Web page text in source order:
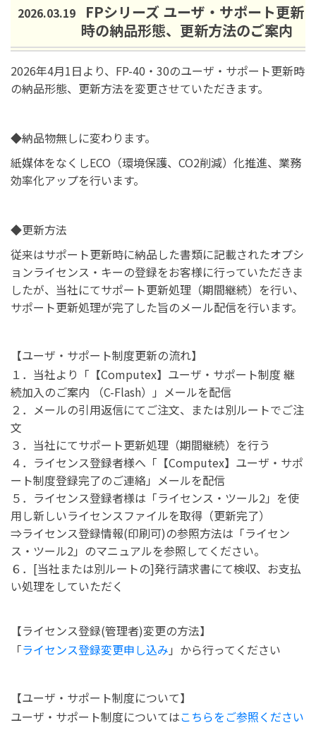
2026.03.19
FPシリーズ ユーザ・サポート更新
時の納品形態、更新方法のご案内
2026年4月1日より、FP-40・30のユーザ・サポート更新時
の納品形態、更新方法を変更させていただきます。
◆納品物無しに変わります。
紙媒体をなくしECO（環境保護、CO2削減）化推進、業務
効率化アップを行います。
◆更新方法
従来はサポート更新時に納品した書類に記載されたオプシ
ョンライセンス・キーの登録をお客様に行っていただきま
したが、当社にてサポート更新処理（期間継続）を行い、
サポート更新処理が完了した旨のメール配信を行います。
【ユーザ・サポート制度更新の流れ】
１．当社より「【Computex】ユーザ・サポート制度 継
続加入のご案内 （C-Flash）」メールを配信
２．メールの引用返信にてご注文、または別ルートでご注
文
３．当社にてサポート更新処理（期間継続）を行う
４．ライセンス登録者様へ「【Computex】ユーザ・サポ
ート制度登録完了のご連絡」メールを配信
５．ライセンス登録者様は「ライセンス・ツール2」を使
用し新しいライセンスファイルを取得（更新完了）
⇒ライセンス登録情報(印刷可)の参照方法は「ライセン
ス・ツール2」のマニュアルを参照してください。
６．[当社または別ルートの]発行請求書にて検収、お支払
い処理をしていただく
【ライセンス登録(管理者)変更の方法】
「ライセンス登録変更申し込み 」から行ってください
【ユーザ・サポート制度について】
ユーザ・サポート制度についてはこちらをご参照ください